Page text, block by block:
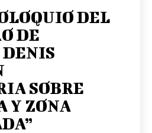
DEL
DE
SOBRE
Y ZONA